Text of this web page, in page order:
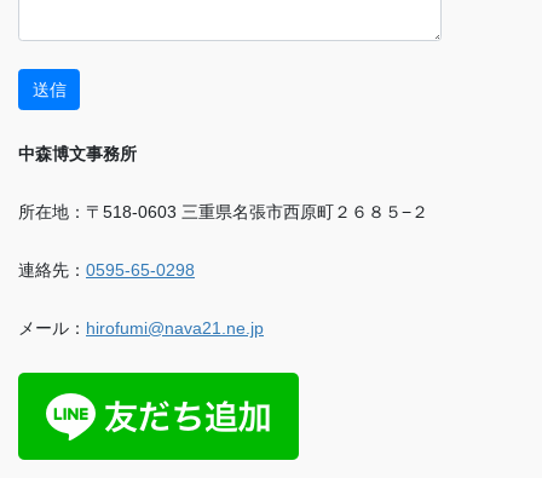
中森博文事務所
所在地：〒518-0603 三重県名張市西原町２６８５−２
連絡先： 0595-65-0298
メール： hirofumi@nava21.ne.jp